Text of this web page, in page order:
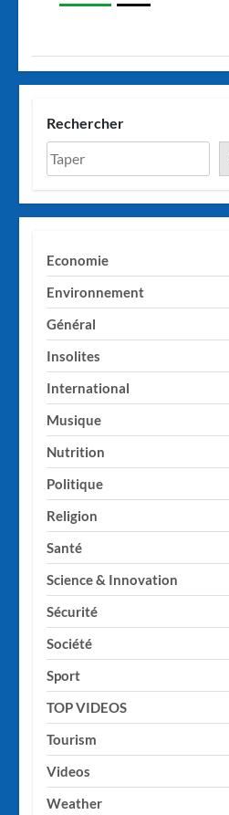
Rechercher
Economie
Environnement
Général
Insolites
International
Musique
Nutrition
Politique
Religion
Santé
Science & Innovation
Sécurité
Société
Sport
TOP VIDEOS
Tourism
Videos
Weather